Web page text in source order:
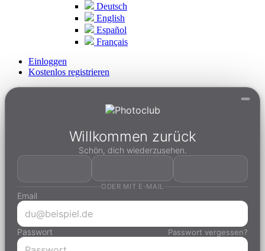
Deutsch
English
Español
Français
Einloggen
Kostenlos registrieren
Willkommen zurück
Schön, dich wiederzusehen.
ODER MIT E-MAIL
Email
Passwort Passwort vergessen?